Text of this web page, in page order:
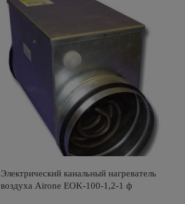
Электрический канальный нагреватель
воздуха Airone EOK-100-1,2-1 ф